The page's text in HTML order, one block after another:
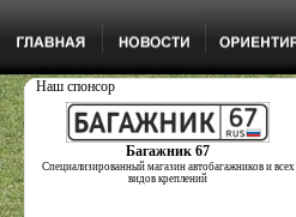
Наш спонсор
Багажник 67
Специализированный магазин автобагажников и всех
видов креплений